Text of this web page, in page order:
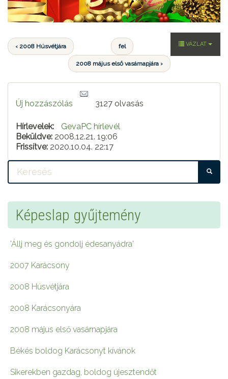
VÁZLAT
‹ 2008 Húsvétjára fel
2008 május első vasárnapjára ›
Új hozzászólás 3127 olvasás
Hírlevelek:
GevaPC hírlevél
Beküldve: 2008.12.21. 19:06
Frissítve: 2020.10.04. 22:17
Képeslap gyűjtemény
'Állj meg és gondolj édesanyádra'
2007 Karácsony
2008 Húsvétjára
2008 Karácsonyára
2008 május első vasárnapjára
Békés boldog Karácsonyt kívánok
Sikerekben gazdag, boldog újesztendőt